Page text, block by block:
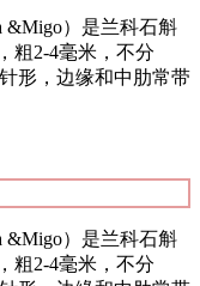
&Migo）是兰科石斛
粗2-4毫米，不分
形，边缘和中肋常带
&Migo）是兰科石斛
粗2-4毫米，不分